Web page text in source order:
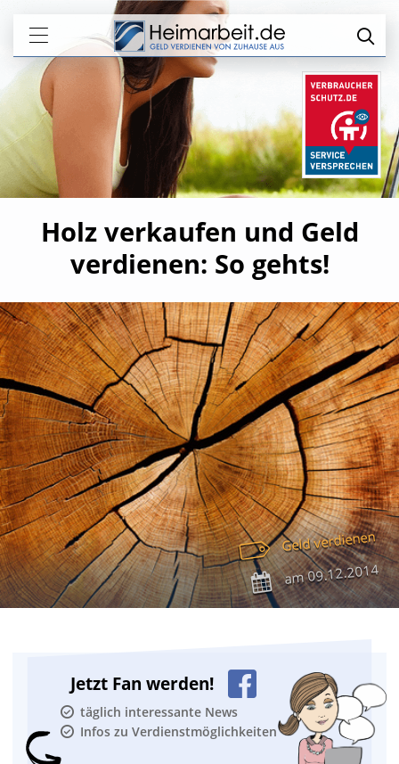
Holz verkaufen und Geld
verdienen: So gehts!
Geld verdienen
am09.12.2014
Jetzt Fan werden!
täglich interessante News
Infos zu Verdienstmöglichkeiten